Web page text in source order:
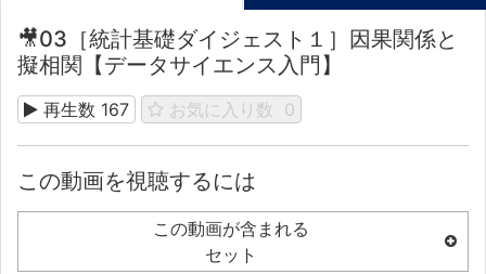
🎥03［統計基礎ダイジェスト１］因果関係と
擬相関【データサイエンス入門】
再生数 167 お気に入り数 0
この動画を視聴するには
この動画が含まれる
セット